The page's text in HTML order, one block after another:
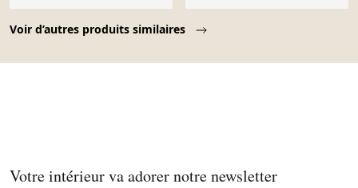
Voir d’autres produits similaires
Votre intérieur va adorer notre newsletter